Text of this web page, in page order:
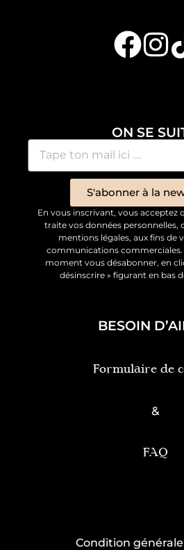
ON SE
S'abonner à la
En vous inscrivant, vous acceptez
traite vos données personnelles,
mentions légales, aux fins de
communications commerciales.
moment vous désabonner, en
désinscrire » figurant en bas
BESOIN
Formulaire de
&
FAQ
Condition